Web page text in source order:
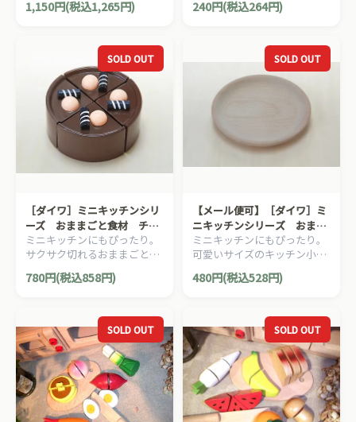
1,150円(税込1,265円) 240円(税込264円)
SOLD OUT
［ダイワ］ミニキッチンシリ
ーズ おままごと食材 チョ
コレートケーキ
ミニキッチンにもぴったり。
サクサク切れるおままごとの
食材シリーズ。
780円(税込858円)
SOLD OUT
【メール便可】［ダイワ］ミ
ニキッチンシリーズ おまま
ごと小物 皿（大）
ミニキッチンにもぴったり。
可愛いサイズのキッチン小物
シリーズ。
480円(税込528円)
SOLD OUT SOLD OUT